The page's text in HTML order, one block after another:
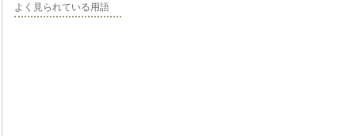
よく見られている用語